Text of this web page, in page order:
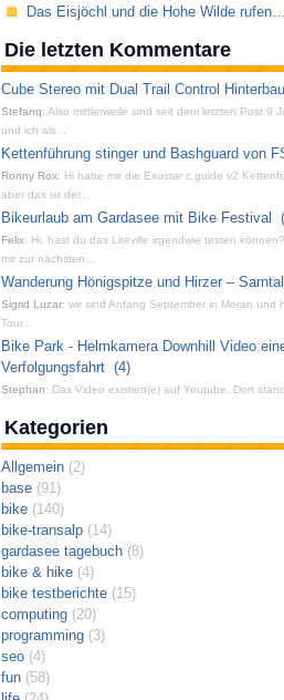
Das Eisjöchl und die Hohe Wilde rufen…
Die letzten Kommentare
Cube Stereo mit Dual Trail Control Hinterbau
Stefanq: Also mittlerweile sind seit dem letzten Post 9
und ich als...
Kettenführung stinger und Bashguard von
Ronny Rox: Hi hatte mir die Exustar c.guide v2
aber das ist der...
Bikeurlaub am Gardasee mit Bike Festival
Felix: Hi, hast du das Liteville irgendwie testen
mir zur nächsten...
Wanderung Hönigspitze und Hirzer –
Sigrid Luzar: wir sind Anfang September in Meran und
Tour...
Bike Park - Helmkamera Downhill Video
Verfolgungsfahrt (4)
Stephan: Das Video existiert(e) auf Youtube. Dort stand
Kategorien
Allgemein(2)
base(91)
bike(140)
bike-transalp(14)
gardasee tagebuch(8)
bike & hike(4)
bike testberichte(15)
computing(20)
programming(3)
seo(4)
fun(58)